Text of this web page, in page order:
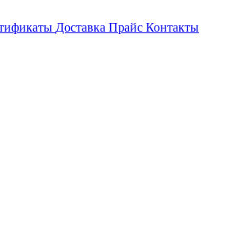
Доставка Прайс Контакты